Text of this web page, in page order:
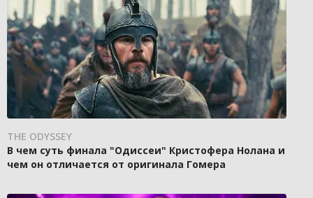
THE ODYSSEY
В чем суть финала "Одиссеи" Кристофера Нолана и
чем он отличается от оригинала Гомера